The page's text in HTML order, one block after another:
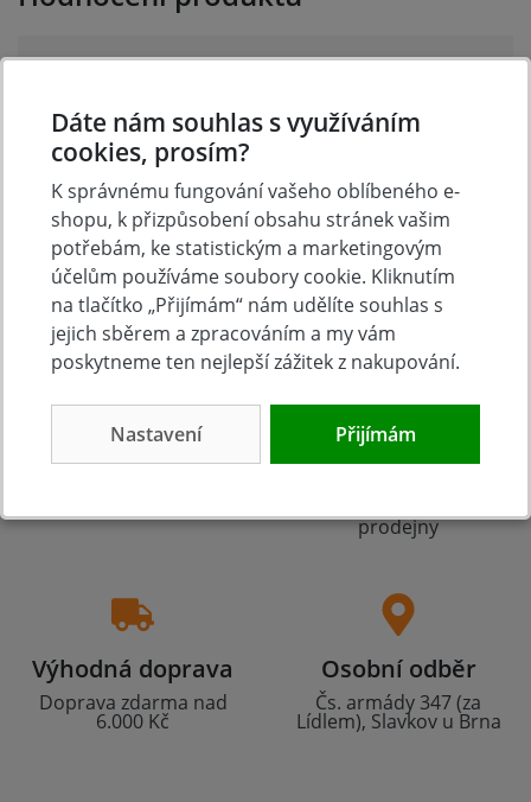
Přidejte vlastní hodnocení produktu a pomožte tak
Hodnoťte.
Přidat vlastní hodnocení
Tradice Zboží skladem
prodejny
Výhodná doprava
Doprava zdarma nad
6.000 Kč
Osobní odběr
Čs. armády 347 (za
Lídlem), Slavkov u Brna
Dáte nám souhlas s využíváním
cookies, prosím?
K správnému fungování vašeho oblíbeného e-
shopu, k přizpůsobení obsahu stránek vašim
potřebám, ke statistickým a marketingovým
účelům používáme soubory cookie. Kliknutím
na tlačítko „Přijímám“ nám udělíte souhlas s
jejich sběrem a zpracováním a my vám
poskytneme ten nejlepší zážitek z nakupování.
Nastavení Přijímám